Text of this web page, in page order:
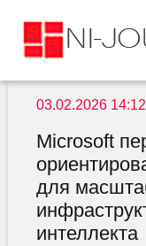
03.02.2026 14:12
Microsoft
для
интеллекта